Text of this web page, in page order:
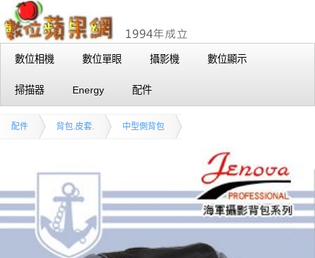
數位相機 數位單眼 攝影機 數位顯示
掃描器 Energy 配件
配件 背包.皮套. 中型側背包